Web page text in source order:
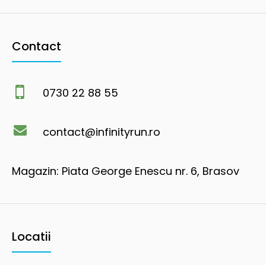
Contact
0730 22 88 55
contact@infinityrun.ro
Magazin: Piata George Enescu nr. 6, Brasov
Locatii